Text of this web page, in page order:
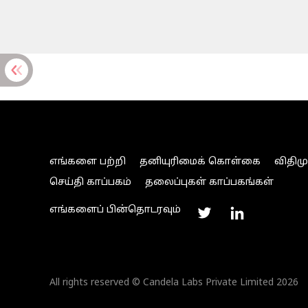
எங்களை பற்றி தனியுரிமைக் கொள்கை
செய்தி காப்பகம்
தலைப்புகள் காப்பகங்கள்
எங்களைப் பின்தொடரவும்
All rights reserved © Candela Labs Private Limited 2026